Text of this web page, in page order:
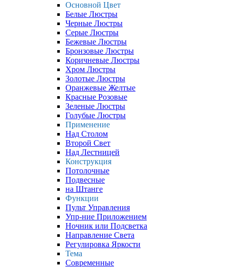
Основной Цвет
Белые Люстры
Черные Люстры
Серые Люстры
Бежевые Люстры
Бронзовые Люстры
Коричневые Люстры
Хром Люстры
Золотые Люстры
Оранжевые Желтые
Красные Розовые
Зеленые Люстры
Голубые Люстры
Применение
Над Столом
Второй Свет
Над Лестницей
Конструкция
Потолочные
Подвесные
на Штанге
Функции
Пульт Управления
Упр-ние Приложением
Ночник или Подсветка
Направление Света
Регулировка Яркости
Тема
Современные